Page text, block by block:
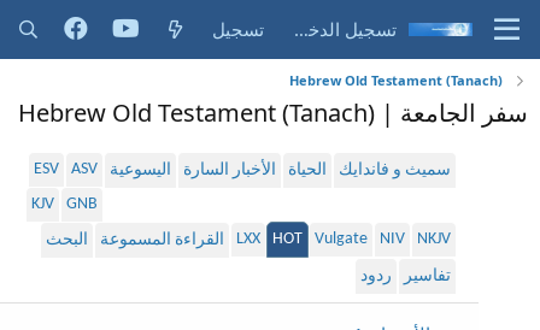
تسجيل الدخول تسجيل
Hebrew Old Testament (Tanach)
سفر الجامعة | Hebrew Old Testament (Tanach)
سميث و فاندايك الحياة الأخبار السارة اليسوعية ASV
ESV
GNB
KJV
NKJV
NIV
Vulgate
HOT
LXX القراءة المسموعة
البحث
تفاسير
ردود